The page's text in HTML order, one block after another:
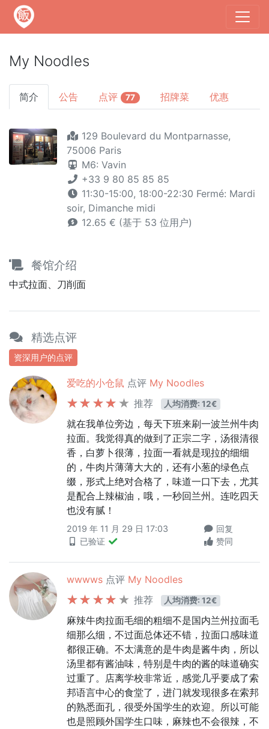
My Noodles
简介 公告 点评 77 招牌菜 优惠
129 Boulevard du Montparnasse,
75006 Paris
M6: Vavin
+33 9 80 85 85 85
11:30-15:00, 18:00-22:30 Fermé: Mardi
soir, Dimanche midi
12.65 € (基于 53 位用户)
餐馆介绍
中式拉面、刀削面
精选点评
资深用户的点评
爱吃的小仓鼠 点评 My Noodles
推荐
人均消费: 12€
就在我单位旁边，每天下班来刷一波兰州牛肉
拉面。我觉得真的做到了正宗二字，汤很清很
香，白萝卜很薄，拉面一看就是现拉的细细
的，牛肉片薄薄大大的，还有小葱的绿色点
缀，形式上绝对合格了，味道一口下去，尤其
是配合上辣椒油，哦，一秒回兰州。连吃四天
也没有腻！
2019 年 11 月 29 日 17:03
已验证
回复
赞同
wwwws 点评 My Noodles
推荐
人均消费: 12€
麻辣牛肉拉面毛细的粗细不是国内兰州拉面毛
细那么细，不过面总体还不错，拉面口感味道
都很正确。不太满意的是牛肉是酱牛肉，所以
汤里都有酱油味，特别是牛肉的酱的味道确实
过重了。店离学校非常近，感觉几乎要成了索
邦语言中心的食堂了，进门就发现很多在索邦
的熟悉面孔，很受外国学生的欢迎。所以可能
也是照顾外国学生口味，麻辣也不会很辣，不